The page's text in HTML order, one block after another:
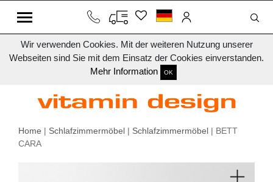
Wir verwenden Cookies. Mit der weiteren Nutzung unserer
Webseiten sind Sie mit dem Einsatz der Cookies einverstanden.
Mehr Information
OK
Home | Schlafzimmermöbel | Schlafzimmermöbel | BETT
CARA